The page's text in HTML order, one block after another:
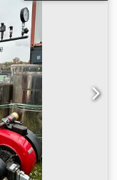
370 x 320 mm •
papírsúlya: 60–160
(elektromosan
°C-on
beépített
modul
A
üzemelt,
gépek külön is
a helyszíni
várjuk